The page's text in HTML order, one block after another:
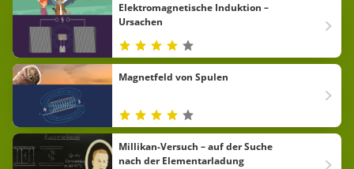
Elektromagnetische Induktion –
Ursachen
Magnetfeld von Spulen
Millikan-Versuch – auf der Suche
nach der Elementarladung